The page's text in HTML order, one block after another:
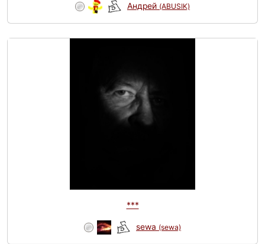
Андрей (ABUSIK)
***
sewa (sewa)